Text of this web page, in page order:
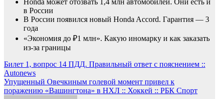
в России
В России появился новый Honda Accord. Гарантия — 3
года
«Экономия до ₽1 млн». Какую иномарку и как заказать
из-за границы
Навигация
по
записям
Билет 1, вопрос 14 ПДД. Правильный ответ с пояснением ::
Autonews
Упущенный Овечкиным голевой момент привел к
поражению «Вашингтона» в НХЛ :: Хоккей :: РБК Спорт